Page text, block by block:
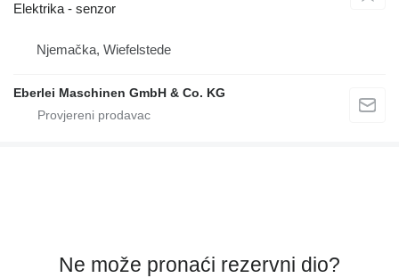
Elektrika - senzor
Njemačka, Wiefelstede
Eberlei Maschinen GmbH & Co. KG
Ne može pronaći rezervni dio?